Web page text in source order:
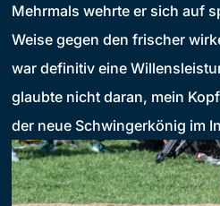
Mehrmals wehrte er sich auf
Weise gegen den frischer
war definitiv eine
glaubte nicht daran, mein
der neue Schwingerkönig im